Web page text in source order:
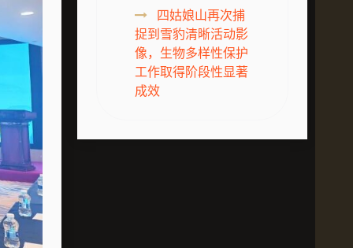
四姑娘山再次捕
捉到雪豹清晰活动影
像，生物多样性保护
工作取得阶段性显著
成效